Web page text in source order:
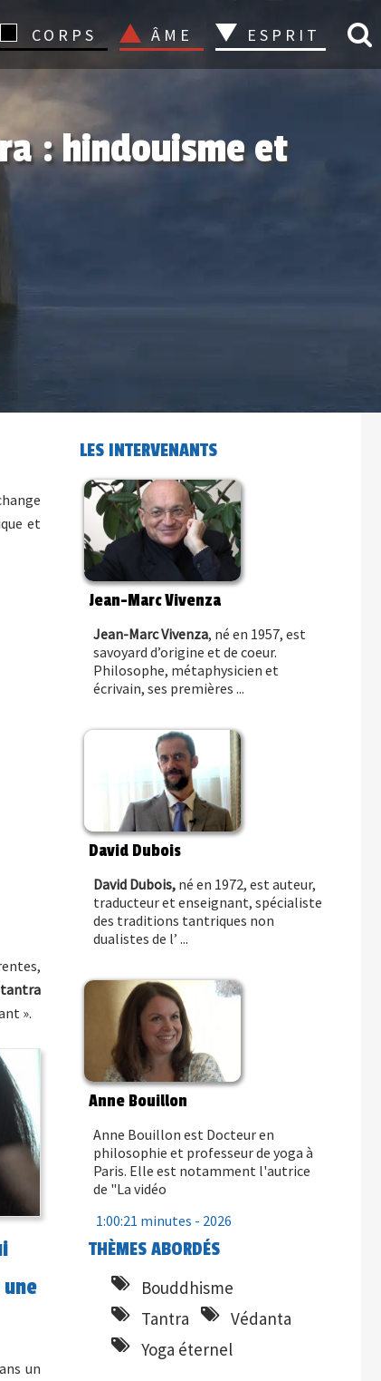
CONNEXION
CORPS ÂME ESPRIT
: hindouisme et
et
tantra
».
un
LES INTERVENANTS
Jean-Marc Vivenza
Jean-Marc Vivenza, né en 1957, est
savoyard d’origine et de coeur.
Philosophe, métaphysicien et
écrivain, ses premières ...
David Dubois
David Dubois, né en 1972, est auteur,
traducteur et enseignant, spécialiste
des traditions tantriques non
dualistes de l’ ...
Anne Bouillon
Anne Bouillon est Docteur en
philosophie et professeur de yoga à
Paris. Elle est notamment l'autrice
de "La vidéo
1:00:21 minutes - 2026
THÈMES ABORDÉS
Bouddhisme
Tantra
Védanta
Yoga éternel